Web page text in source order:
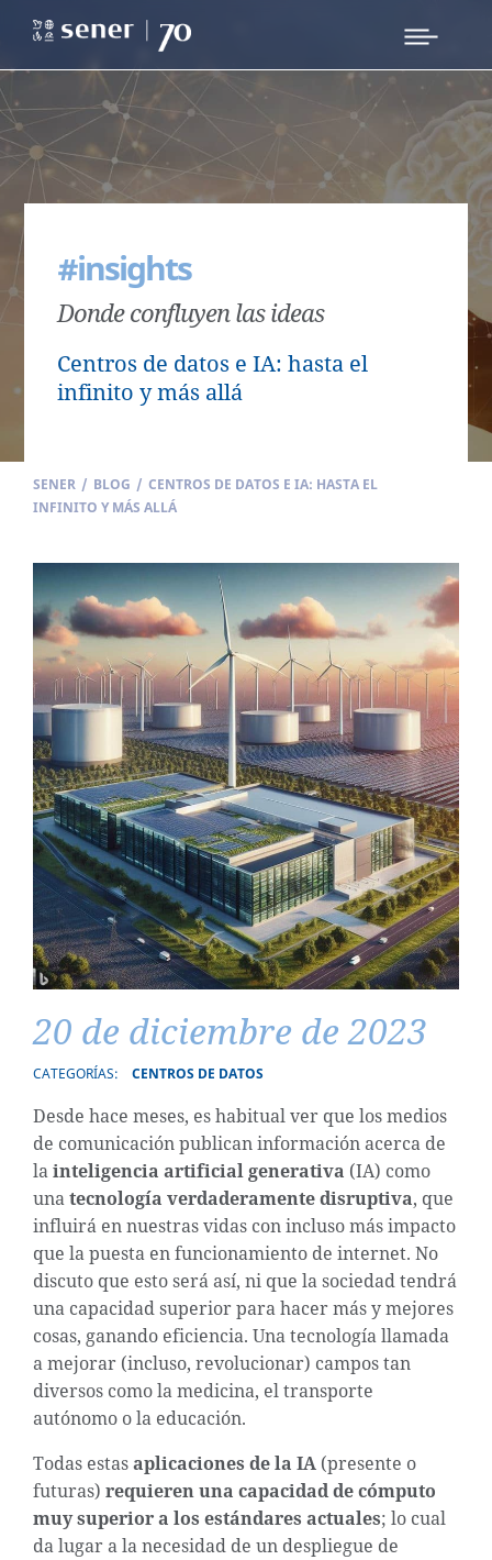
#insights
Donde confluyen las ideas
Centros de datos e IA: hasta el
infinito y más allá
SENER / BLOG / CENTROS DE DATOS E IA: HASTA EL
INFINITO Y MÁS ALLÁ
20 de diciembre de 2023
CATEGORÍAS: CENTROS DE DATOS
Desde hace meses, es habitual ver que los medios
de comunicación publican información acerca de
lainteligencia artificial generativa (IA) como
unatecnología verdaderamente disruptiva, que
influirá en nuestras vidas con incluso más impacto
que la puesta en funcionamiento de internet. No
discuto que esto será así, ni que la sociedad tendrá
una capacidad superior para hacer más y mejores
cosas, ganando eficiencia. Una tecnología llamada
a mejorar (incluso, revolucionar) campos tan
diversos como la medicina, el transporte
autónomo o la educación.
Todas estasaplicaciones de la IA (presente o
futuras) requieren una capacidad de cómputo
muy superior a los estándares actuales; lo cual
da lugar a la necesidad de un despliegue de